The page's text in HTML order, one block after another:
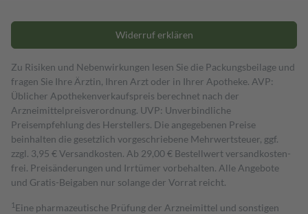
Widerruf erklären
Zu Risiken und Nebenwirkungen lesen Sie die Packungsbeilage und
fragen Sie Ihre Ärztin, Ihren Arzt oder in Ihrer Apotheke. AVP:
Üblicher Apothekenverkaufspreis berechnet nach der
Arzneimittelpreisverordnung. UVP: Unverbindliche
Preisempfehlung des Herstellers. Die angegebenen Preise
beinhalten die gesetzlich vorgeschriebene Mehrwertsteuer, ggf.
zzgl. 3,95 € Versandkosten. Ab 29,00 € Bestell­wert versand­kosten­
frei. Preisänderungen und Irrtümer vorbehalten. Alle Angebote
und Gratis-Beigaben nur solange der Vorrat reicht.
1 Eine pharmazeutische Prüfung der Arzneimittel und sonstigen